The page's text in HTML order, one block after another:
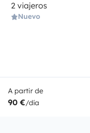
2 viajeros
Nuevo
A partir de
90 €/día